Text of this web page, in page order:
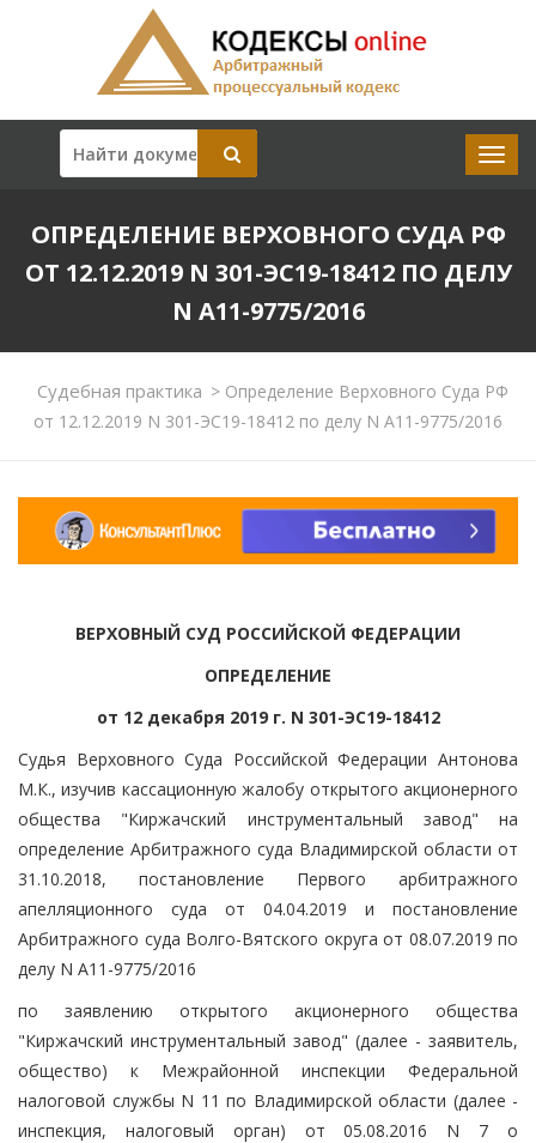
ОПРЕДЕЛЕНИЕ ВЕРХОВНОГО СУДА РФ
ОТ 12.12.2019 N 301-ЭС19-18412 ПО ДЕЛУ
N А11-9775/2016
Судебная практика >Определение Верховного Суда РФ
от 12.12.2019 N 301-ЭС19-18412 по делу N А11-9775/2016
ВЕРХОВНЫЙ СУД РОССИЙСКОЙ ФЕДЕРАЦИИ
ОПРЕДЕЛЕНИЕ
от 12 декабря 2019 г. N 301-ЭС19-18412
Судья Верховного Суда Российской Федерации Антонова
М.К., изучив кассационную жалобу открытого акционерного
общества "Киржачский инструментальный завод" на
определение Арбитражного суда Владимирской области от
31.10.2018, постановление Первого арбитражного
апелляционного суда от 04.04.2019 и постановление
Арбитражного суда Волго-Вятского округа от 08.07.2019 по
делу N А11-9775/2016
по заявлению открытого акционерного общества
"Киржачский инструментальный завод" (далее - заявитель,
общество) к Межрайонной инспекции Федеральной
налоговой службы N 11 по Владимирской области (далее -
инспекция, налоговый орган) от 05.08.2016 N 7 о